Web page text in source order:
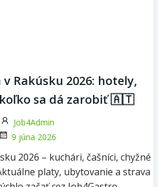
Rakúsku 2026: hotely,
sa dá zarobiť 🇦🇹
Job4Admin
9 júna 2026
2026 – kuchári, čašníci, chyžné
platy, ubytovanie a strava